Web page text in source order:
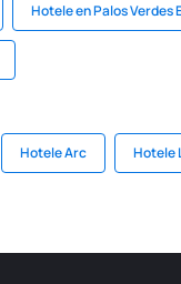
Hotele en Palos Verdes
Hotele Arc Hotele